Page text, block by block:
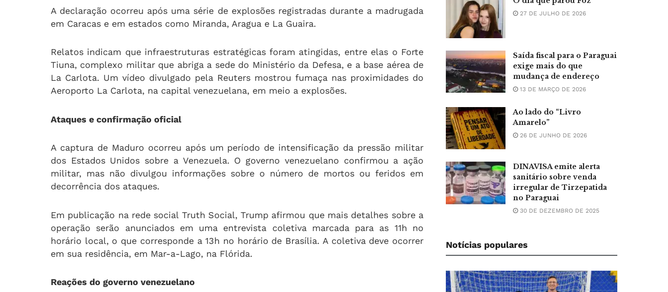
A declaração ocorreu após uma série de explosões registradas durante a madrugada
em Caracas e em estados como Miranda, Aragua e La Guaira.
Relatos indicam que infraestruturas estratégicas foram atingidas, entre elas o Forte
Tiuna, complexo militar que abriga a sede do Ministério da Defesa, e a base aérea de
La Carlota. Um vídeo divulgado pela Reuters mostrou fumaça nas proximidades do
Aeroporto La Carlota, na capital venezuelana, em meio a explosões.
Ataques e confirmação oficial
A captura de Maduro ocorreu após um período de intensificação da pressão militar
dos Estados Unidos sobre a Venezuela. O governo venezuelano confirmou a ação
militar, mas não divulgou informações sobre o número de mortos ou feridos em
decorrência dos ataques.
Em publicação na rede social Truth Social, Trump afirmou que mais detalhes sobre a
operação serão anunciados em uma entrevista coletiva marcada para as 11h no
horário local, o que corresponde a 13h no horário de Brasília. A coletiva deve ocorrer
em sua residência, em Mar-a-Lago, na Flórida.
Reações do governo venezuelano
27 DE JULHO DE 2026
Saída fiscal para o Paraguai
exige mais do que
mudança de endereço
13 DE MARÇO DE 2026
Ao lado do “Livro
Amarelo”
26 DE JUNHO DE 2026
DINAVISA emite alerta
sanitário sobre venda
irregular de Tirzepatida
no Paraguai
30 DE DEZEMBRO DE 2025
Notícias populares